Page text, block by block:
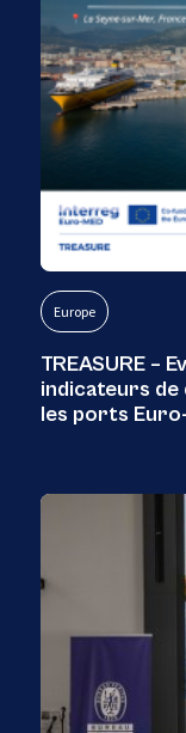
Europe
TREASURE –
indicateurs de
les ports